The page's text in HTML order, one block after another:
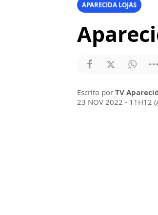
APARECIDA LOJAS
Escrito por TV
23 NOV 2022 - 11H12